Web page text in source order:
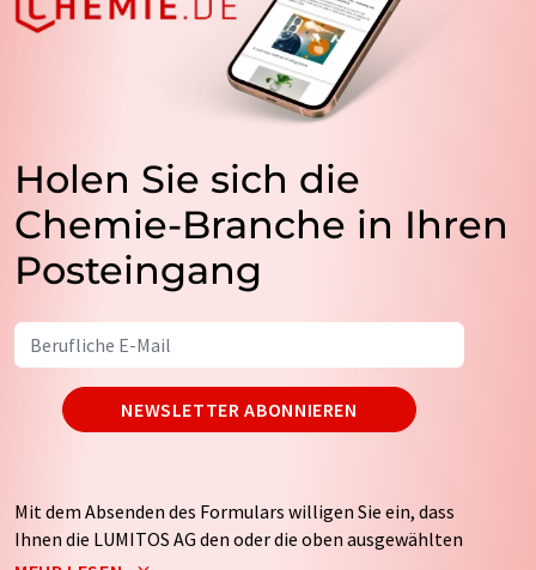
Holen Sie sich die
Chemie-Branche in Ihren
Posteingang
NEWSLETTER ABONNIEREN
Mit dem Absenden des Formulars willigen Sie ein, dass
Ihnen die LUMITOS AG den oder die oben ausgewählten